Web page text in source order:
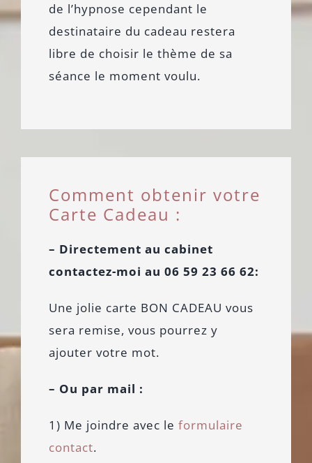
de l’hypnose cependant le
destinataire du cadeau restera
libre de choisir le thème de sa
séance le moment voulu.
Comment obtenir votre
Carte Cadeau :
– Directement au cabinet
contactez-moi au 06 59 23 66 62:
Une jolie carte BON CADEAU vous
sera remise, vous pourrez y
ajouter votre mot.
– Ou par mail :
1) Me joindre avec le formulaire
contact.